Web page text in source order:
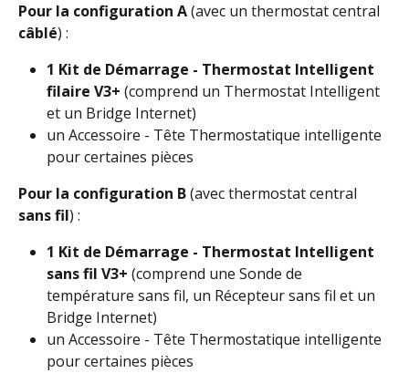
Pour la configuration A (avec un thermostat central
câblé) :
1 Kit de Démarrage - Thermostat Intelligent
filaire V3+ (comprend un Thermostat Intelligent
et un Bridge Internet)
un Accessoire - Tête Thermostatique intelligente
pour certaines pièces
Pour la configuration B (avec thermostat central
sans fil) :
1 Kit de Démarrage - Thermostat Intelligent
sans fil V3+ (comprend une Sonde de
température sans fil, un Récepteur sans fil et un
Bridge Internet)
un Accessoire - Tête Thermostatique intelligente
pour certaines pièces